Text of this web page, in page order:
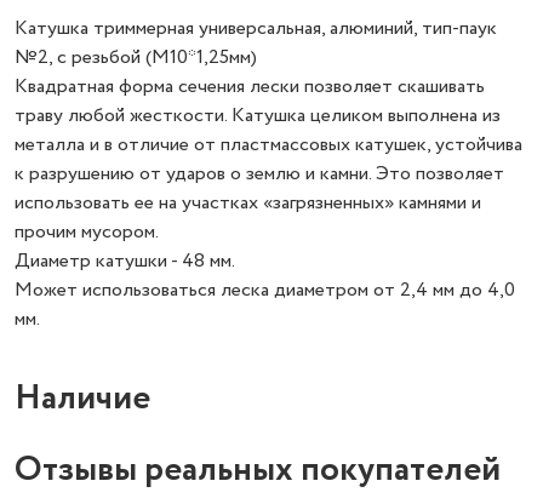
Катушка триммерная универсальная, алюминий, тип-паук
№2, с резьбой (М10*1,25мм)
Квадратная форма сечения лески позволяет скашивать
траву любой жесткости. Катушка целиком выполнена из
металла и в отличие от пластмассовых катушек, устойчива
к разрушению от ударов о землю и камни. Это позволяет
использовать ее на участках «загрязненных» камнями и
прочим мусором.
Диаметр катушки - 48 мм.
Может использоваться леска диаметром от 2,4 мм до 4,0
мм.
Наличие
Отзывы реальных покупателей